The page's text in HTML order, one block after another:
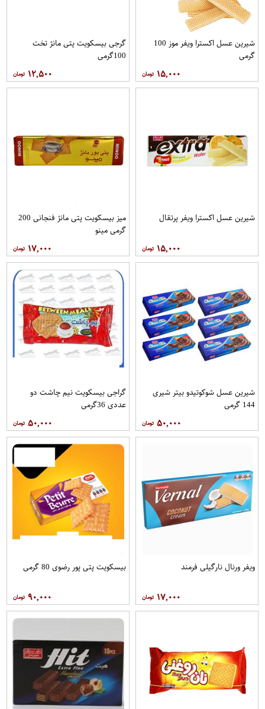
شیرین عسل اکسترا ویفر موز 100
گرمی
۱۵,۰۰۰
گرجی بیسکویت پتی مانژ تخت
100گرمی
۱۲,۵۰۰
شیرین عسل اکسترا ویفر پرتقال
۱۵,۰۰۰
میز بیسکویت پتی مانژ فنجانی 200
گرمی مینو
۱۷,۰۰۰
شیرین عسل شوکوتیدو بیتر شیری
144 گرمی
۵۰,۰۰۰
گراجی بیسکویت نیم چاشت دو
عددی 36گرمی
۵۰,۰۰۰
ویفر ورنال نارگیلی فرمند
۱۷,۰۰۰
بیسکویت پتی پور رضوی 80 گرمی
۹۰,۰۰۰